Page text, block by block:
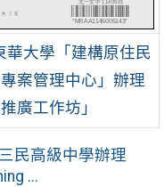
華大學「建構原住民
案管理中心」辦理
廣工作坊」
民高級中學辦理
...